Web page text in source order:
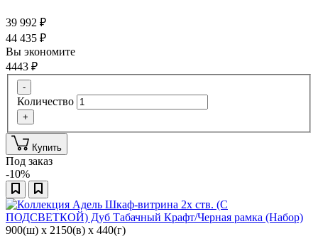
39 992 ₽
44 435 ₽
Вы экономите
4443 ₽
-
Количество
+
Купить
Под заказ
-10%
900(ш) x 2150(в) x 440(г)